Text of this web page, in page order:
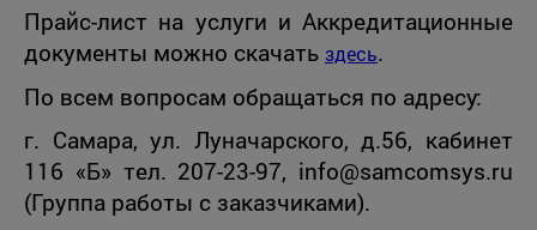
Прайс-лист на услуги и Аккредитационные
документы можно скачать здесь.
По всем вопросам обращаться по адресу:
г. Самара, ул. Луначарского, д.56, кабинет
116 «Б» тел. 207-23-97, info@samcomsys.ru
(Группа работы с заказчиками).